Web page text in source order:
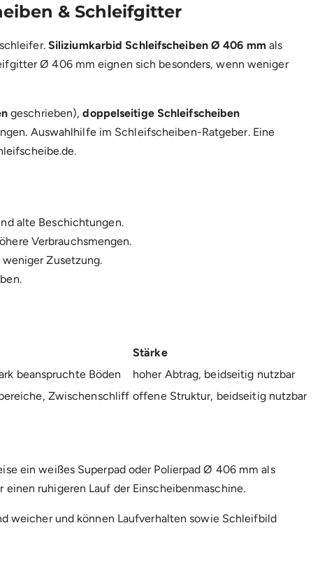
& Schleifgitter
Siliziumkarbid Schleifscheiben Ø 406 mmals
Ø 406 mm eignen sich besonders, wenn weniger
geschrieben),doppelseitige Schleifscheiben
Auswahlhilfe im Schleifscheiben-Ratgeber. Eine
.
alte Beschichtungen.
Verbrauchsmengen.
Zusetzung.
Stärke
beanspruchte Böden
hoher Abtrag, beidseitig nutzbar
Zwischenschliff offene Struktur, beidseitig nutzbar
einweißes Superpad oder Polierpad Ø 406 mm als
ruhigeren Lauf der Einscheibenmaschine.
weicher und können Laufverhalten sowie Schleifbild